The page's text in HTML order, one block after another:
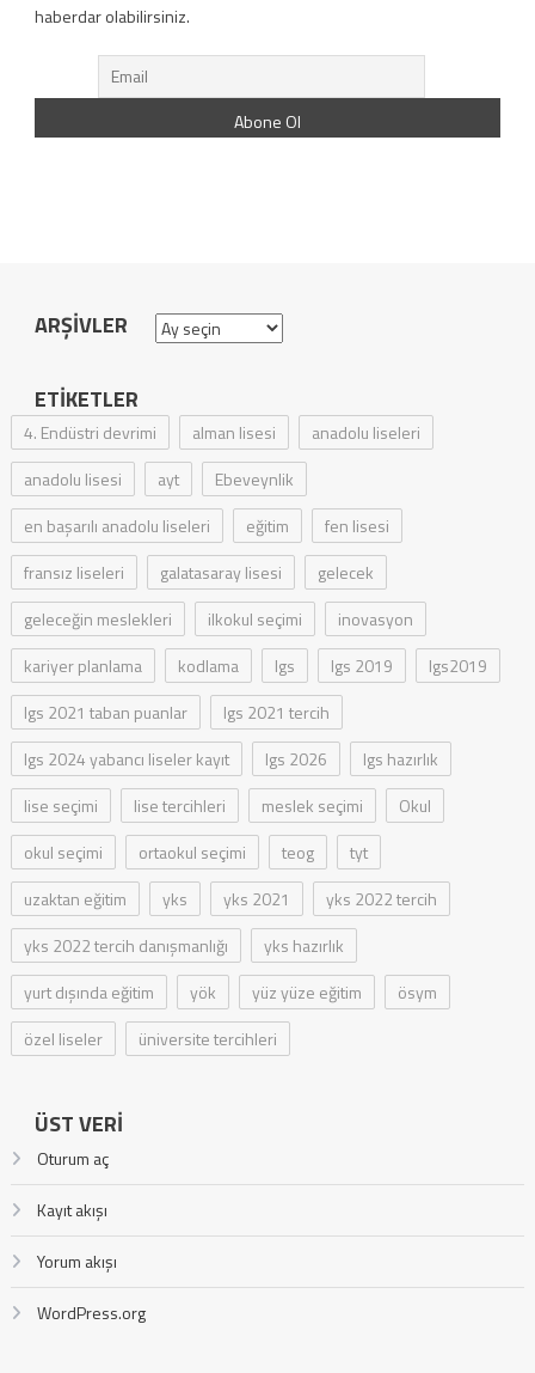
haberdar olabilirsiniz.
ARŞIVLER Arşivler
ETIKETLER
4. Endüstri devrimi alman lisesi
anadolu liseleri
anadolu lisesi
ayt
Ebeveynlik
en başarılı anadolu liseleri
eğitim
fen lisesi
fransız liseleri
galatasaray lisesi
gelecek
geleceğin meslekleri
ilkokul seçimi
inovasyon
kariyer planlama
kodlama lgs lgs 2019
lgs2019
lgs 2021 taban puanlar
lgs 2021 tercih
lgs 2024 yabancı liseler kayıt
lgs 2026
lgs hazırlık
lise seçimi
lise tercihleri meslek seçimi
Okul
okul seçimi
ortaokul seçimi teog
tyt
uzaktan eğitim
yks yks 2021
yks 2022 tercih
yks 2022 tercih danışmanlığı
yks hazırlık
yurt dışında eğitim
yök yüz yüze eğitim
ösym
özel liseler
üniversite tercihleri
ÜST VERI
Oturum aç
Kayıt akışı
Yorum akışı
WordPress.org